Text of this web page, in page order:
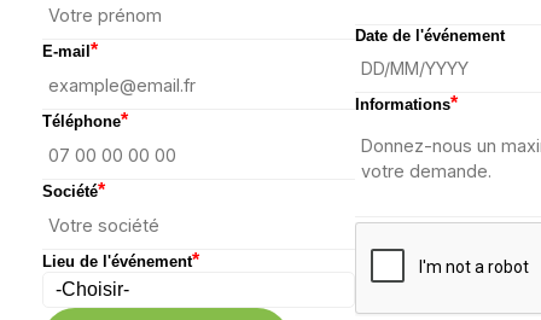
E-mail*
Téléphone*
Société*
Lieu de l'événement*
Date de l'événement
Informations*